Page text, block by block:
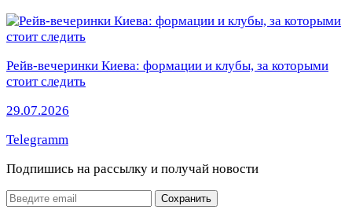
Рейв-вечеринки Киева: формации и клубы, за которыми
стоит следить
29.07.2026
Telegramm
Подпишись на рассылку и получай новости
Email
Сохранить